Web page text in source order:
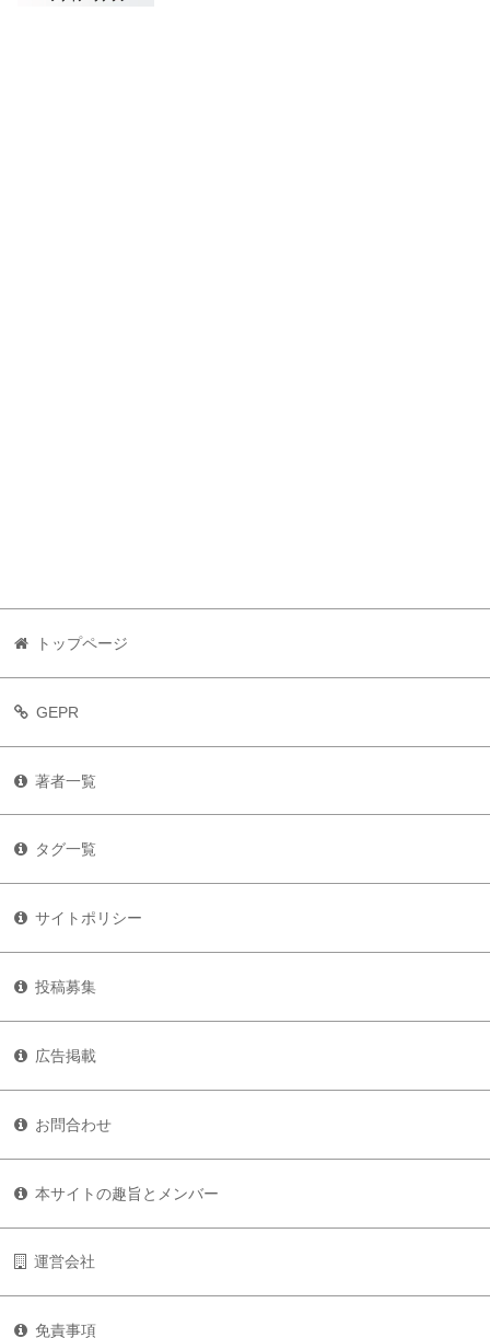
トップページ
GEPR
著者一覧
タグ一覧
サイトポリシー
投稿募集
広告掲載
お問合わせ
本サイトの趣旨とメンバー
運営会社
免責事項